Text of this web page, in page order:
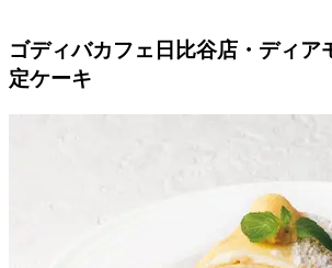
ゴディバカフェ日比谷店・ディア
定ケーキ